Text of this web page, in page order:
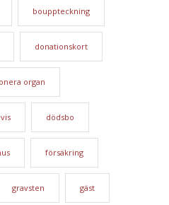
bouppteckning
donationskort
organ
dödsbo
försäkring
gravsten gäst